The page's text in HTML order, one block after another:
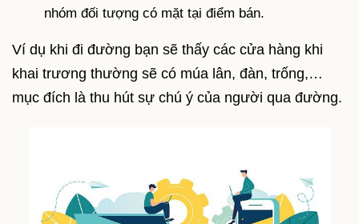
nhóm đối tượng có mặt tại điểm bán.
Ví dụ khi đi đường bạn sẽ thấy các cửa hàng khi
khai trương thường sẽ có múa lân, đàn, trống,…
mục đích là thu hút sự chú ý của người qua đường.